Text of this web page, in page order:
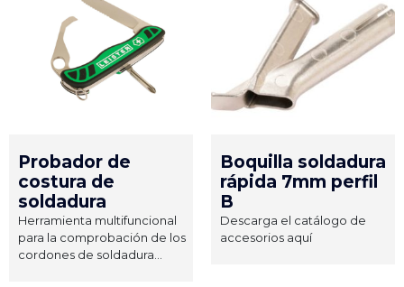
Probador de
costura de
soldadura
Herramienta multifuncional
para la comprobación de los
cordones de soldadura...
Boquilla soldadura
rápida 7mm perfil
B
Descarga el catálogo de
accesorios aquí